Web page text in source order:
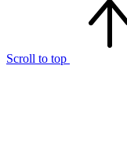
Scroll to top